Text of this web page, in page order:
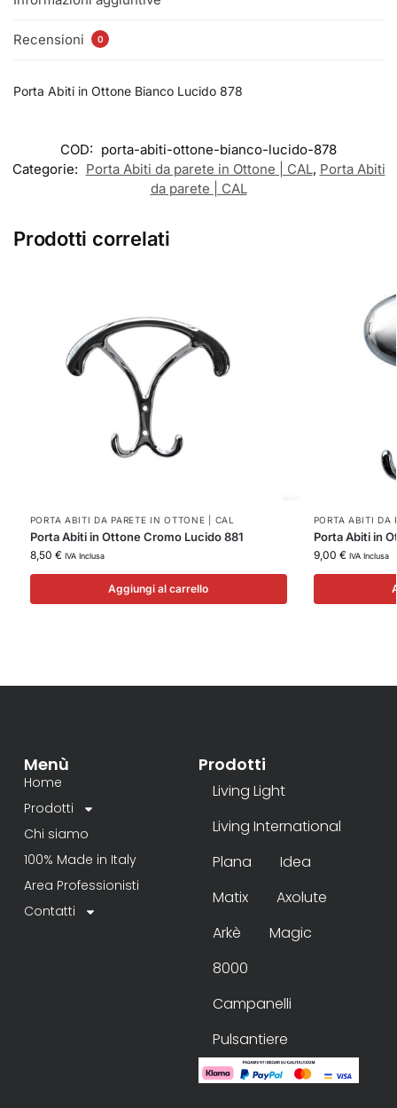
Recensioni 0
Porta Abiti in Ottone Bianco Lucido 878
COD: porta-abiti-ottone-bianco-lucido-878
Categorie: Porta Abiti da parete in Ottone | CAL, Porta Abiti
da parete | CAL
Prodotti correlati
PORTA ABITI DA PARETE IN OTTONE | CAL
Porta Abiti in Ottone Cromo Lucido 881
8,50 € IVA Inclusa
Aggiungi al carrello
PORTA ABITI DA
Porta Abiti in
9,00 € IVA Inclusa
Menù
Home
Prodotti
Chi siamo
100% Made in Italy
Area Professionisti
Contatti
Prodotti
Living Light
Living International
Plana
Idea
Matix
Axolute
Arkè
Magic
8000
Campanelli
Pulsantiere